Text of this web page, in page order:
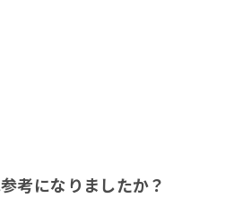
考になりましたか？